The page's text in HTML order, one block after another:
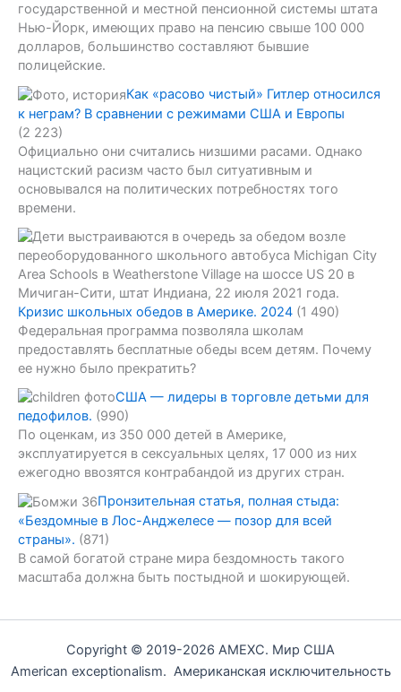
государственной и местной пенсионной системы штата
Нью-Йорк, имеющих право на пенсию свыше 100 000
долларов, большинство составляют бывшие
полицейские.
Как «расово чистый» Гитлер относился
к неграм? В сравнении с режимами США и Европы
(2 223)
Официально они считались низшими расами. Однако
нацистский расизм часто был ситуативным и
основывался на политических потребностях того
времени.
Кризис школьных обедов в Америке. 2024 (1 490)
Федеральная программа позволяла школам
предоставлять бесплатные обеды всем детям. Почему
ее нужно было прекратить?
США — лидеры в торговле детьми для
педофилов. (990)
По оценкам, из 350 000 детей в Америке,
эксплуатируется в сексуальных целях, 17 000 из них
ежегодно ввозятся контрабандой из других стран.
Пронзительная статья, полная стыда:
«Бездомные в Лос-Анджелесе — позор для всей
страны». (871)
В самой богатой стране мира бездомность такого
масштаба должна быть постыдной и шокирующей.
Copyright © 2019-2026 AMEXC. Мир США
American exceptionalism. Американская исключительность